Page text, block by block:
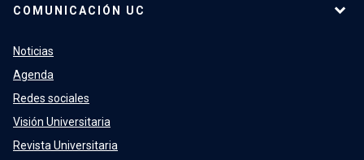
COMUNICACIÓN UC
Noticias
Agenda
Redes sociales
Visión Universitaria
Revista Universitaria